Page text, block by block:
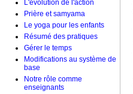
L'évolution de l'action
Prière et samyama
Le yoga pour les enfants
Résumé des pratiques
Gérer le temps
Modifications au système de
base
Notre rôle comme
enseignants